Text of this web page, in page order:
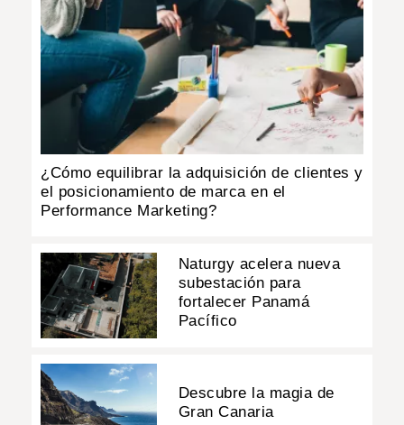
¿Cómo equilibrar la adquisición de clientes y
el posicionamiento de marca en el
Performance Marketing?
Naturgy acelera nueva
subestación para
fortalecer Panamá
Pacífico
Descubre la magia de
Gran Canaria